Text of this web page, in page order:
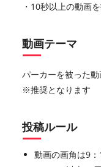
・10秒以上の動画
動画テーマ
パーカーを被った動
※推奨となります
投稿ルール
動画の画角は9